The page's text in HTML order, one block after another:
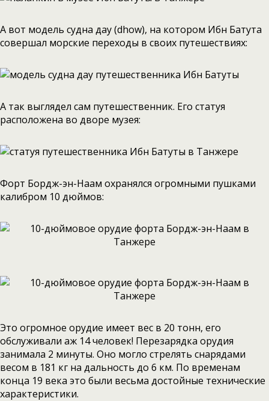
А вот модель судна дау (dhow), на котором Ибн Батута
совершал морские переходы в своих путешествиях:
А так выглядел сам путешественник. Его статуя
расположена во дворе музея:
Форт Бордж-эн-Наам охранялся огромными пушками
калибром 10 дюймов:
Это огромное орудие имеет вес в 20 тонн, его
обслуживали аж 14 человек! Перезарядка орудия
занимала 2 минуты. Оно могло стрелять снарядами
весом в 181 кг на дальность до 6 км. По временам
конца 19 века это были весьма достойные технические
характеристики.